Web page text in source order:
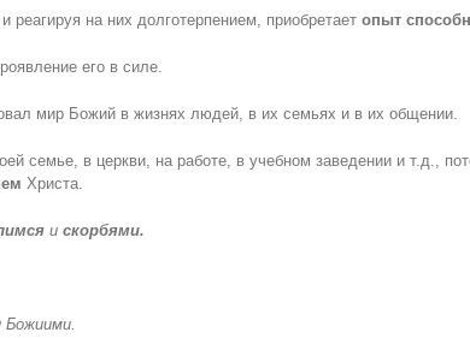
на них долготерпением, приобретает опыт
его в силе.
мир Божий в жизнях людей, в их семьях и в их общении.
семье, в церкви, на работе, в учебном заведении и т.д.,
Христа.
и скорбями.